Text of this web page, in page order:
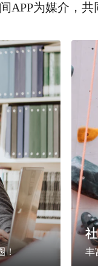
APP为媒介，共
！ 丰